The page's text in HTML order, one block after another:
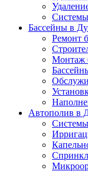
Бассейны в
Ремонт
Монтаж
Автополив в
Системы